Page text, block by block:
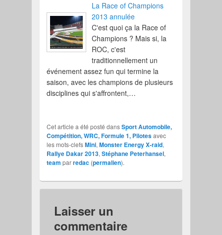
La Race of Champions
2013 annulée
C'est quoi ça la Race of
Champions ? Mais si, la
ROC, c'est
traditionnellement un
événement assez fun qui termine la
saison, avec les champions de plusieurs
disciplines qui s'affrontent,…
Cet article a été posté dansSport Automobile,
Compétition, WRC, Formule 1, Pilotesavec
les mots-clefsMini,Monster Energy X-raid,
Rallye Dakar 2013,Stéphane Peterhansel,
team parredac (permalien).
Laisser un
commentaire